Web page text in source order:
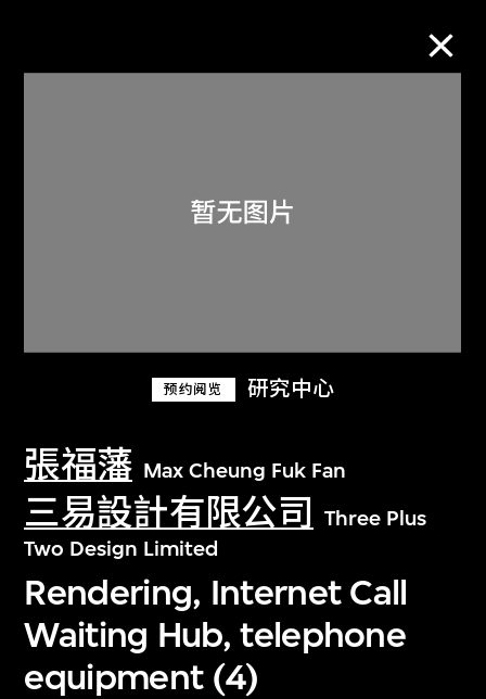
预约阅览 研究中心
張福藩 Max Cheung Fuk Fan
三易設計有限公司
Three Plus
Two Design Limited
Rendering, Internet Call
Waiting Hub, telephone
equipment (4)
关于M+藏品
探索世界顶级的二十及二十一世纪视觉
文化藏品。